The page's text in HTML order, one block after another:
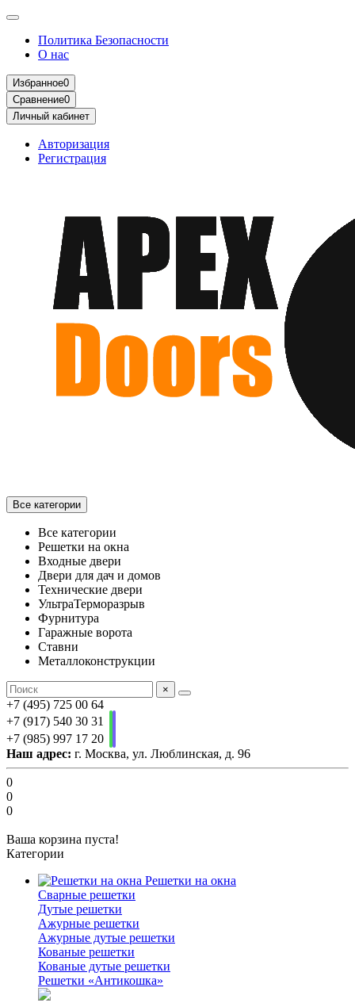
Политика Безопасности
О нас
Избранное0
Сравнение0
Личный кабинет
Авторизация
Регистрация
Все категории
Все категории
Решетки на окна
Входные двери
Двери для дач и домов
Технические двери
УльтраТерморазрыв
Фурнитура
Гаражные ворота
Ставни
Металлоконструкции
×
+7 (495) 725 00 64
+7 (917) 540 30 31
+7 (985) 997 17 20
Наш адрес: г. Москва, ул. Люблинская, д. 96
0
0
0
Ваша корзина пуста!
Категории
Решетки на окна
Сварные решетки
Дутые решетки
Ажурные решетки
Ажурные дутые решетки
Кованые решетки
Кованые дутые решетки
Решетки «Антикошка»